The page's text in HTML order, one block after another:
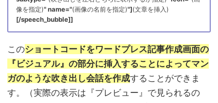
像を指定)" name="(画像の名前を指定)"](文章を挿入)
[/speech_bubble]]
このショートコードをワードプレス記事作成画面の
『ビジュアル』の部分に挿入することによってマン
ガのような吹き出し会話を作成することができま
す。（実際の表示は『プレビュー』で見られるの